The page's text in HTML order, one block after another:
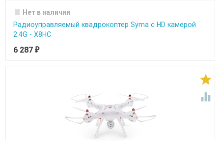
Нет в наличии
Радиоуправляемый квадрокоптер Syma с HD камерой
2.4G - X8HC
6 287 ₽

